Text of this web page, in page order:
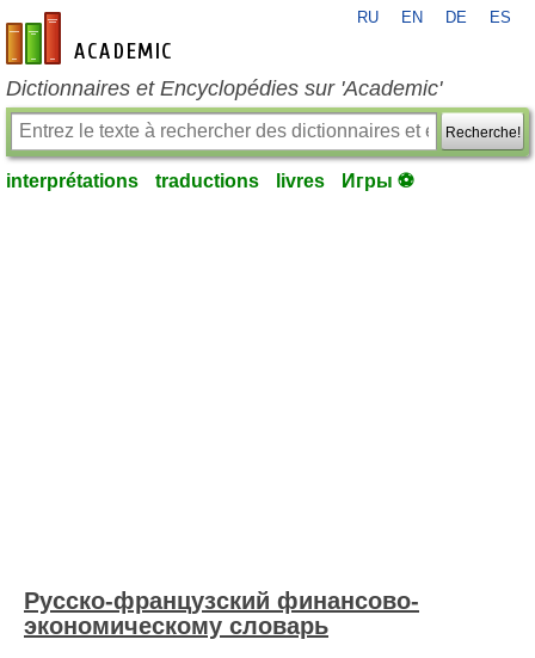
fr-academic.com
RU EN DE ES
Dictionnaires et Encyclopédies sur 'Academic'
Recherche!
interprétations traductions livres Игры ⚽
Русско-французский финансово-
экономическому словарь